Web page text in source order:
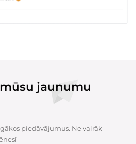
jaunumu
piedāvājumus. Ne vairāk